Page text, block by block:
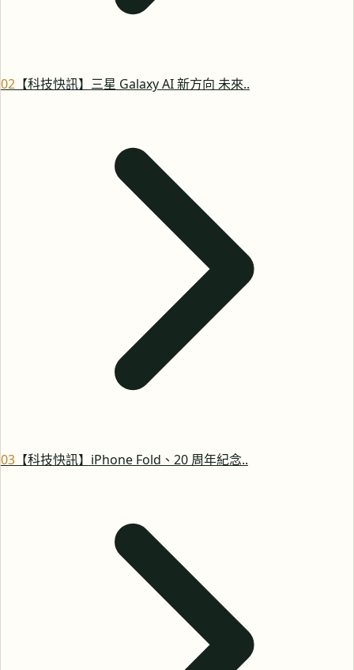
02 【科技快訊】三星 Galaxy AI 新方向 未來..
03 【科技快訊】iPhone Fold、20 周年紀念..